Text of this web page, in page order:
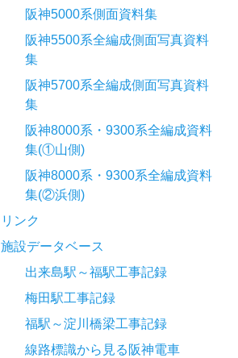
阪神5000系側面資料集
阪神5500系全編成側面写真資料
集
阪神5700系全編成側面写真資料
集
阪神8000系・9300系全編成資料
集(①山側)
阪神8000系・9300系全編成資料
集(②浜側)
リンク
施設データベース
出来島駅～福駅工事記録
梅田駅工事記録
福駅～淀川橋梁工事記録
線路標識から見る阪神電車